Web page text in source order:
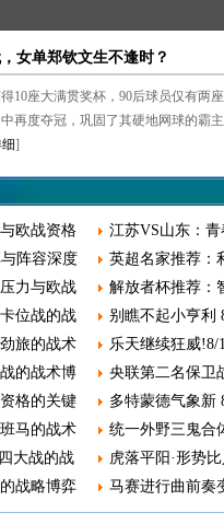
女单郑钦文生不逢时？
10座大满贯奖杯，90后球员仅有两
再度夺冠，巩固了其硬地网球的霸
]
欧战资格
阵容深度
力与欧战
位战的战
旅的战术
的战术博
格的关键
马的战术
大战的战
战略博弈
江苏VS山东：
英超名家推荐：
解放者杯推荐：
别瞧不起小亨利
乐天继续狂威!8/
央联第二名保卫
多特蒙德气象新
统一外野三鬼合
虎落平阳·形势
马赛进行曲前奏